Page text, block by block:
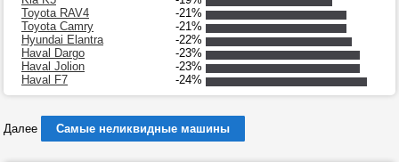
Toyota RAV4
-21%
Toyota Camry
-21%
Hyundai Elantra
-22%
Haval Dargo
-23%
Haval Jolion
-23%
Haval F7
-24%
Далее Самые неликвидные машины